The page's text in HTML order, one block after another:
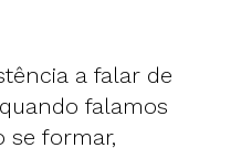
a falar de
falamos
se formar,